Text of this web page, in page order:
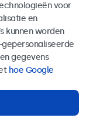
voor
en
kunnen worden
gegevens
hoe Google